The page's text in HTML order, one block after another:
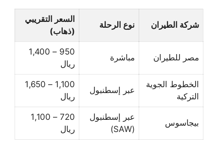
شركة الطيران نوع الرحلة
السعر التقريبي
(ذهاب)
مصر للطيران مباشرة
950 – 1,400
ريال
الخطوط الجوية
التركية
عبر إسطنبول
1,100 – 1,650
ريال
بيجاسوس
عبر إسطنبول
(SAW)
720 – 1,100
ريال